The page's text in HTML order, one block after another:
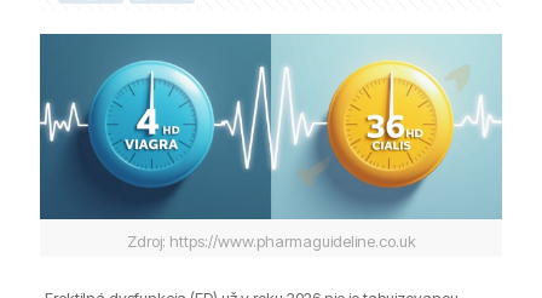
Zdroj: https://www.pharmaguideline.co.uk